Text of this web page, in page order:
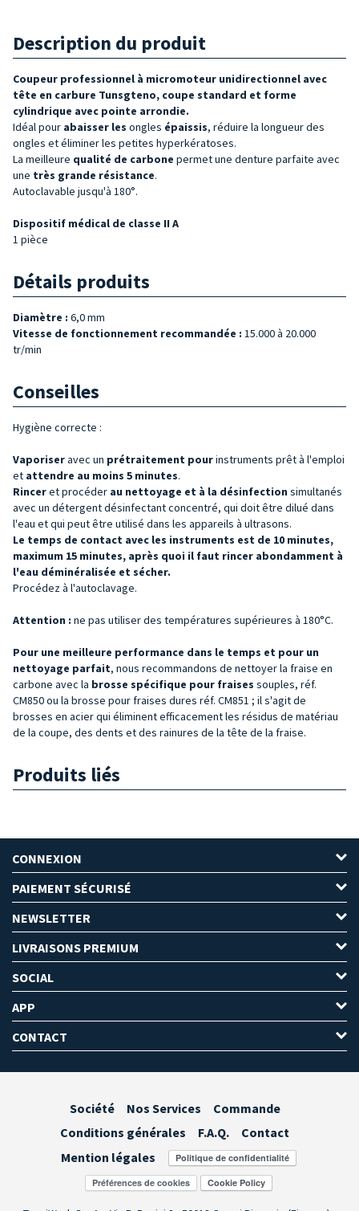
Description du produit
Coupeur professionnel à micromoteur unidirectionnel avec
tête en carbure Tunsgteno, coupe standard et forme
cylindrique avec pointe arrondie.
Idéal pour abaisser les ongles épaissis, réduire la longueur des
ongles et éliminer les petites hyperkératoses.
La meilleure qualité de carbone permet une denture parfaite avec
une très grande résistance.
Autoclavable jusqu'à 180°.
Dispositif médical de classe II A
1 pièce
Détails produits
Diamètre : 6,0 mm
Vitesse de fonctionnement recommandée : 15.000 à 20.000
tr/min
Conseilles
Hygiène correcte :
Vaporiseravec un prétraitement pourinstruments prêt à l'emploi
et attendre au moins 5 minutes.
Rinceret procéder au nettoyage et à la désinfection simultanés
avec un détergent désinfectant concentré, qui doit être dilué dans
l'eau et qui peut être utilisé dans les appareils à ultrasons.
Le temps de contact avec les instruments est de 10 minutes,
maximum 15 minutes, après quoi il faut rincer abondamment à
l'eau déminéralisée et sécher.
Procédez à l'autoclavage.
Attention : ne pas utiliser des températures supérieures à 180°C.
Pour une meilleure performance dans le temps et pour un
nettoyage parfait, nous recommandons de nettoyer la fraise en
carbone avec la brosse spécifique pour fraises souples, réf.
CM850 ou la brosse pour fraises dures réf. CM851 ; il s'agit de
brosses en acier qui éliminent efficacement les résidus de matériau
de la coupe, des dents et des rainures de la tête de la fraise.
Produits liés
CONNEXION
PAIEMENT SÉCURISÉ
NEWSLETTER
LIVRAISONS PREMIUM
SOCIAL
APP
CONTACT
Société Nos Services
Commande
Conditions générales
F.A.Q.
Contact
Mention légales
Préférences de cookies